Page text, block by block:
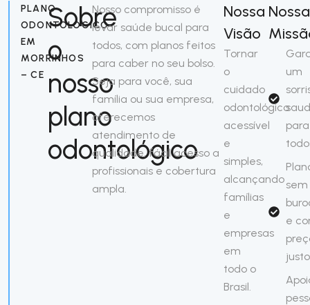
PLANO
ODONTOLÓGICO
EM
MORRINHOS
– CE
Sobre
o
nosso
plano
odontológico
Nosso compromisso é
levar saúde bucal para
todos, com planos feitos
para caber no seu bolso.
Seja para você, sua
família ou sua empresa,
oferecemos
atendimento de
qualidade, fácil acesso a
profissionais e cobertura
ampla.
Nossa
Visão
Tornar
o
cuidado
odontológico
acessível
e
simples,
alcançando
famílias
e
empresas
em
todo o
Brasil.
Nossa
um
para
sem
e
justo